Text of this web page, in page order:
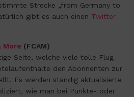
Strecke „from Germany to
gibt es auch einen Twitter-
More (FCAM)
Seite, welche viele tolle Flug
den Abonnenten zur
Es werden ständig aktualisierte
wie man bei Punkte- oder